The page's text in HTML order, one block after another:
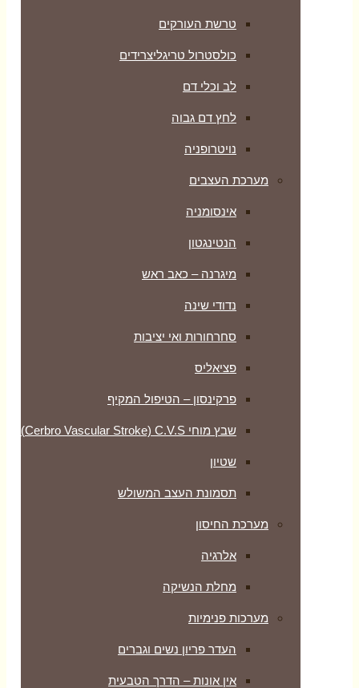
טרשת העורקים
כולסטרול טריגליצרידים
לב וכלי דם
לחץ דם גבוה
נויטרופניה
מערכת העצבים
אינסומניה
הנטינגטון
מיגרנה – כאב ראש
נדודי שינה
סחרחורות ואי יציבות
פציאליס
פרקינסון – הטיפול המקיף
שבץ מוחי Cerbro Vascular Stroke) C.V.S)
שטיון
תסמונת העצב המשולש
מערכת החיסון
אלרגיה
מחלת הנשיקה
מערכות פנימיות
העדר פריון נשים וגברים
אין אונות – הדרך הטבעית